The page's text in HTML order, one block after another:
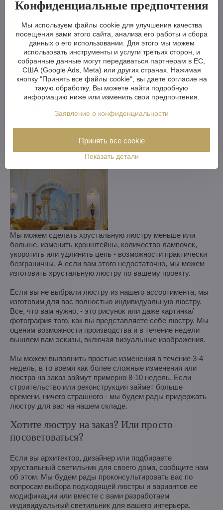
Мы можем сделать хрустальную люстру меньше или
больше, изменить кронштейны, количество лампочек,
укоротить или удлинить цепь - возможности практически
безграничны. А если вам этого недостаточно, мы можем
изготовить хрустальную люстру по вашему проекту.
Если вы не выбрали люстру из нашего ассортимента, мы
изготовим для вас полностью индивидуальную люстру.
Все, что вам нужно, - это рисунок или даже картинка/
фотография того, как вы представляете себе люстру. Мы
оценим возможности производства и в течение недели
вышлем вам эскизы, включая визуальные изображения.
Мы можем выполнить простые изменения в течение 3-4
недель, в то время как более сложные изменения или
люстра на заказ займут примерно 8-10 недель. Если
строительство или реконструкция займет больше
времени, ничего страшного - мы будем рады придержать
люстру для вас на нашем складе.
Хотите люстру на заказ? Или просто
посоветоваться?
Если вы архитектор, дизайнер или подбираете
хрустальный светильник для своего дома, сообщите нам
об этом. Мы будем рады проконсультировать вас по
вопросам выбора подходящей люстры и вариантов ее
модификации или вместе с вами разработаем
индивидуальный светильник для вашего интерьера.
Конфиденциальные предпочтения
Мы используем файлы cookie для улучшения качества
посещения вами этого сайта, анализа его работы и сбора
данных о его использовании. Для этого мы можем
использовать инструменты и услуги третьих сторон, и
собранные данные могут передаваться партнерам в ЕС,
США (Google Ads, Meta) или других странах. Нажимая
кнопку "Принять все файлы cookie", вы даете согласие на
такую обработку. Вы можете найти подробную
информацию ниже или изменить свои предпочтения.
Заявление о конфиденциальности
Показать детали
Принять все cookie